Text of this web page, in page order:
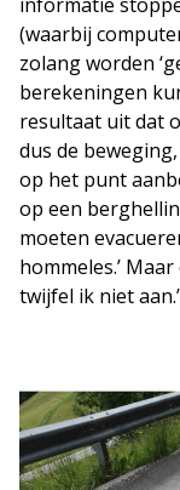
(waarbij
zolang worden
berekeningen
resultaat uit dat
dus de
op het punt
op een
moeten
hommeles.’
twijfel ik niet